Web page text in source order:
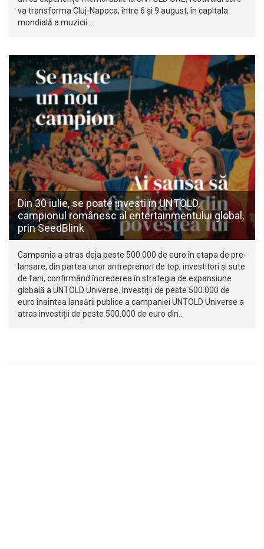
va transforma Cluj-Napoca, între 6 și 9 august, în capitala
mondială a muzicii.…
Din 30 iulie, se poate investi în UNTOLD,
campionul românesc al entertainmentului global,
prin SeedBlink
Campania a atras deja peste 500.000 de euro în etapa de pre-
lansare, din partea unor antreprenori de top, investitori și sute
de fani, confirmând încrederea în strategia de expansiune
globală a UNTOLD Universe. Investiții de peste 500.000 de
euro înaintea lansării publice a campaniei UNTOLD Universe a
atras investiții de peste 500.000 de euro din…